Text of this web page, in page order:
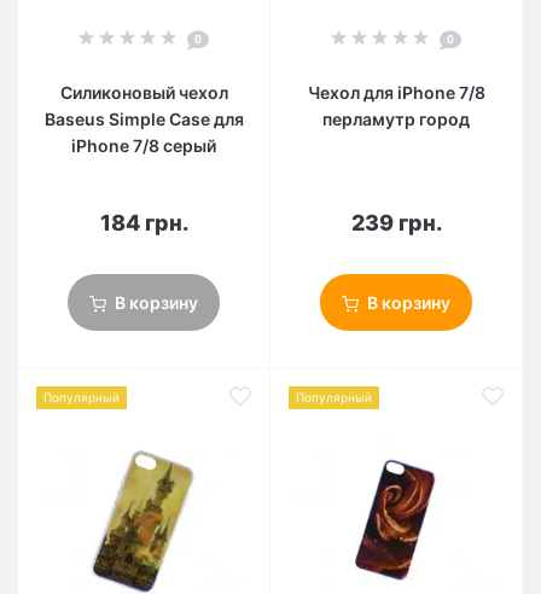
0
Силиконовый чехол
Baseus Simple Case для
iPhone 7/8 серый
184 грн.
В корзину
0
Чехол для iPhone 7/8
перламутр город
239 грн.
В корзину
Популярный Популярный